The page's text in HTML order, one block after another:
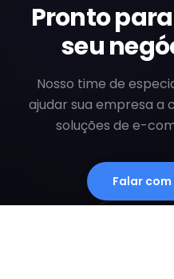
Pronto para
seu
Nosso time de
ajudar sua empresa a
soluções de e-
Falar